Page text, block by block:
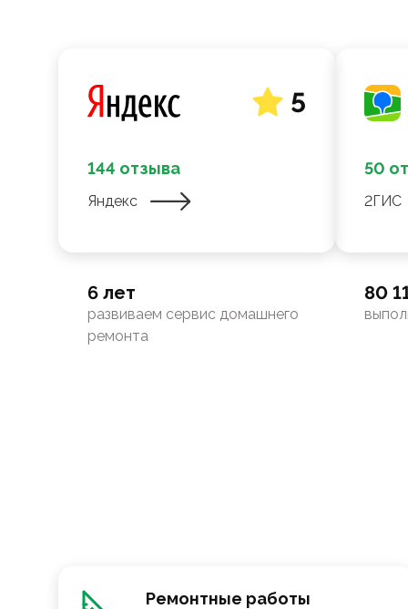
5
144 отзыва
Яндекс
6 лет
развиваем сервис домашнего
ремонта
50
2ГИС
80
Ремонтные работы